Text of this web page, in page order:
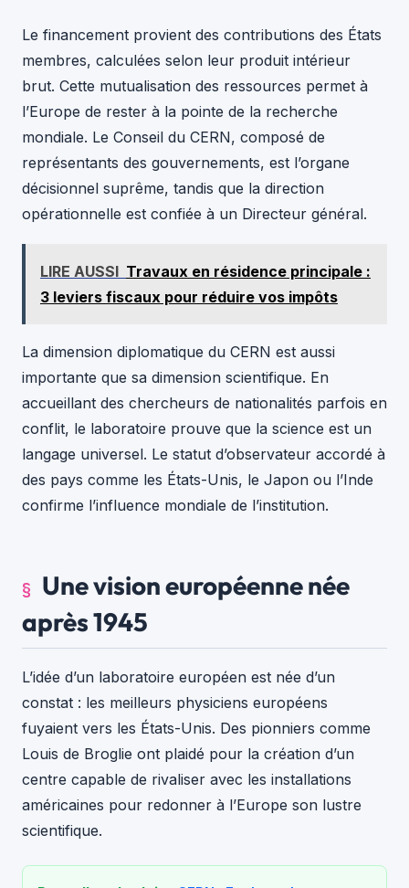
Le financement provient des contributions des États
membres, calculées selon leur produit intérieur
brut. Cette mutualisation des ressources permet à
l’Europe de rester à la pointe de la recherche
mondiale. Le Conseil du CERN, composé de
représentants des gouvernements, est l’organe
décisionnel suprême, tandis que la direction
opérationnelle est confiée à un Directeur général.
LIRE AUSSI Travaux en résidence principale :
3 leviers fiscaux pour réduire vos impôts
La dimension diplomatique du CERN est aussi
importante que sa dimension scientifique. En
accueillant des chercheurs de nationalités parfois en
conflit, le laboratoire prouve que la science est un
langage universel. Le statut d’observateur accordé à
des pays comme les États-Unis, le Japon ou l’Inde
confirme l’influence mondiale de l’institution.
Une vision européenne née
après 1945
L’idée d’un laboratoire européen est née d’un
constat : les meilleurs physiciens européens
fuyaient vers les États-Unis. Des pionniers comme
Louis de Broglie ont plaidé pour la création d’un
centre capable de rivaliser avec les installations
américaines pour redonner à l’Europe son lustre
scientifique.